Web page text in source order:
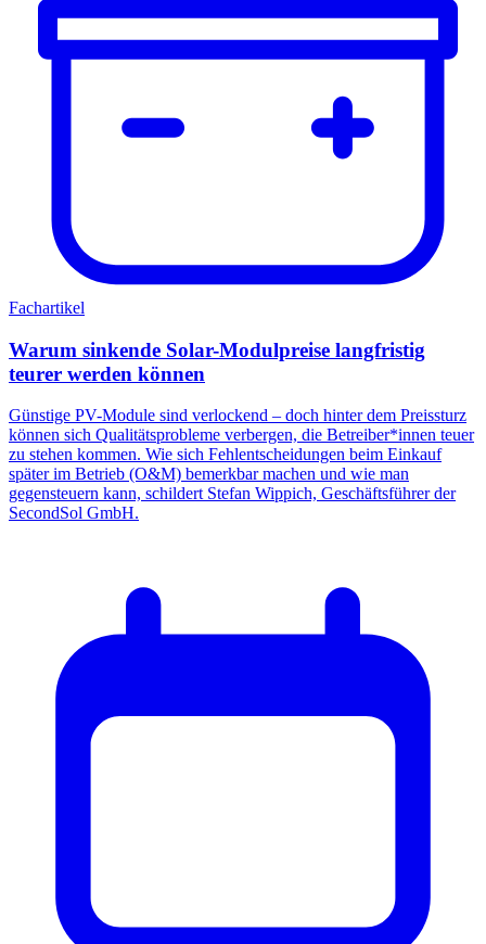
Fachartikel
Warum sinkende Solar-Modulpreise langfristig
teurer werden können
Günstige PV-Module sind verlockend – doch hinter dem Preissturz
können sich Qualitätsprobleme verbergen, die Betreiber*innen teuer
zu stehen kommen. Wie sich Fehlentscheidungen beim Einkauf
später im Betrieb (O&M) bemerkbar machen und wie man
gegensteuern kann, schildert Stefan Wippich, Geschäftsführer der
SecondSol GmbH.